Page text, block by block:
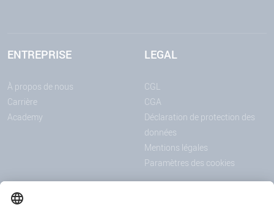
ENTREPRISE
À propos de nous
Carrière
Academy
LEGAL
CGL
CGA
Déclaration de protection des
données
Mentions légales
Paramètres des cookies
ANNONCES